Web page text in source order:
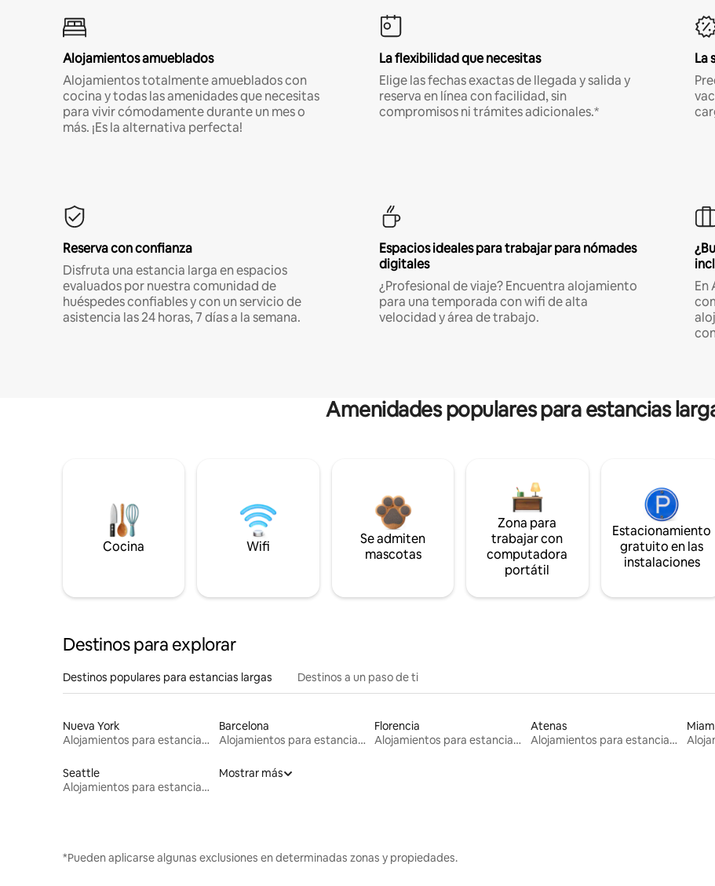
Alojamientos amueblados
Alojamientos totalmente amueblados con
cocina y todas las amenidades que necesitas
para vivir cómodamente durante un mes o
más. ¡Es la alternativa perfecta!
La flexibilidad que necesitas
Elige las fechas exactas de llegada y salida y
reserva en línea con facilidad, sin
compromisos ni trámites adicionales.*
La
Reserva con confianza
Disfruta una estancia larga en espacios
evaluados por nuestra comunidad de
huéspedes confiables y con un servicio de
asistencia las 24 horas, 7 días a la semana.
Espacios ideales para trabajar para nómades
digitales
¿Profesional de viaje? Encuentra alojamiento
para una temporada con wifi de alta
velocidad y área de trabajo.
En
Amenidades populares para estancias
Cocina Wifi
Se admiten
mascotas
Zona para
trabajar con
computadora
portátil
Estacionamiento
gratuito en las
instalaciones
Destinos para explorar
Destinos populares para estancias largas Destinos a un paso de ti
Nueva York
Alojamientos para estancias largas
Barcelona
Alojamientos para estancias largas
Florencia
Alojamientos para estancias largas
Atenas
Alojamientos para estancias largas
Seattle
Alojamientos para estancias largas
Mostrar más
*Pueden aplicarse algunas exclusiones en determinadas zonas y propiedades.